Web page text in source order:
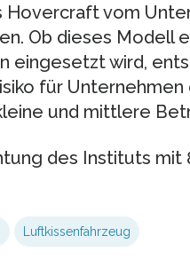
Hovercraft vom
Ob dieses Modell
eingesetzt wird,
für
und mittlere
des Instituts
Luftkissenfahrzeug